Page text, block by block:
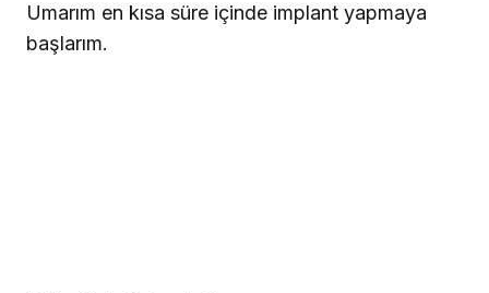
Umarım en kısa süre içinde implant yapmaya
başlarım.